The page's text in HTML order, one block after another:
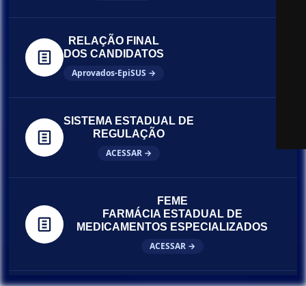
RELAÇÃO FINAL
DOS CANDIDATOS
Aprovados-EpiSUS →
SISTEMA ESTADUAL DE
REGULAÇÃO
ACESSAR →
FEME
FARMÁCIA ESTADUAL DE
MEDICAMENTOS ESPECIALIZADOS
ACESSAR →